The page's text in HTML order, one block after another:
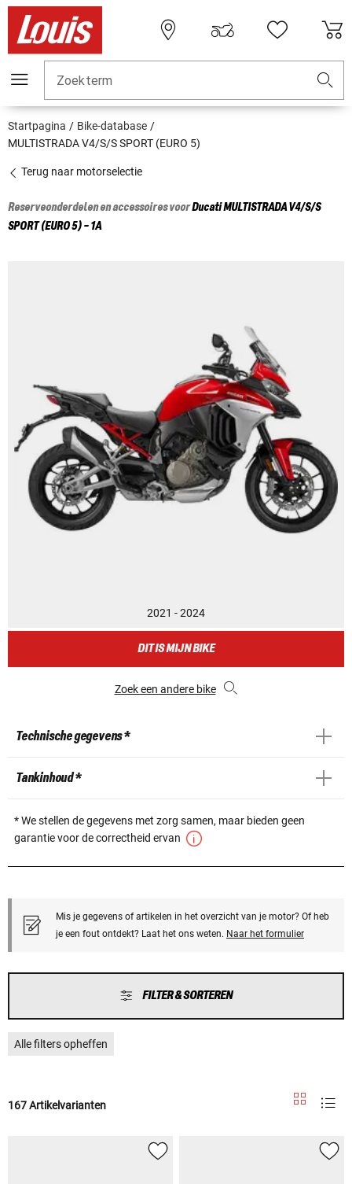
Zoekterm
Startpagina
Bike-database
MULTISTRADA V4/S/S SPORT (EURO 5)
Terug naar motorselectie
Reserveonderdelen en accessoires voorDucatiMULTISTRADA V4/S/S
SPORT (EURO 5) - 1A
2021 - 2024
DIT IS MIJN BIKE
Zoek een andere bike
Technische gegevens *
Tankinhoud *
* We stellen de gegevens met zorg samen, maar bieden geen
garantie voor de correctheid ervan
Mis je gegevens of artikelen in het overzicht van je motor? Of heb
je een fout ontdekt? Laat het ons weten. Naar het formulier
FILTER & SORTEREN
Alle filters opheffen
167 Artikelvarianten